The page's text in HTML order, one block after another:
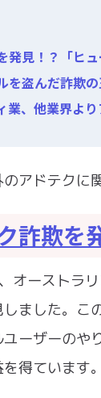
発見！？「ヒ
を盗んだ詐欺
業、他業界よ
アドテクに
詐欺を
オーストラ
ました。こ
ーザーのや
得ています。